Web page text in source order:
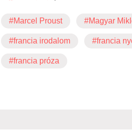
#Marcel Proust #Magyar
#francia irodalom #francia
#francia próza